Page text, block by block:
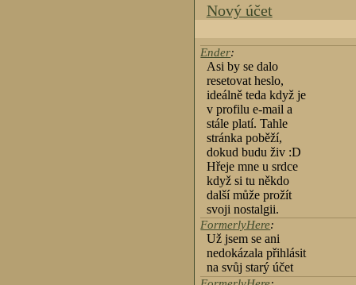
Nový účet
Ender:
Asi by se dalo
resetovat heslo,
ideálně teda když je
v profilu e-mail a
stále platí. Tahle
stránka poběží,
dokud budu živ :D
Hřeje mne u srdce
když si tu někdo
další může prožít
svoji nostalgii.
FormerlyHere:
Už jsem se ani
nedokázala přihlásit
na svůj starý účet